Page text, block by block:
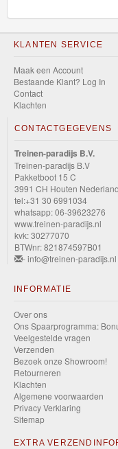
KLANTEN SERVICE
Maak een Account
Bestaande Klant? Log In
Contact
Klachten
CONTACTGEGEVENS
Treinen-paradijs B.V.
Treinen-paradijs B.V
Pakketboot 15 C
3991 CH Houten Nederland
tel:+31 30 6991034
whatsapp: 06-39623276
www.treinen-paradijs.nl
kvk: 30277070
BTWnr: 821874597B01
- info@treinen-paradijs.nl
INFORMATIE
Over ons
Ons Spaarprogramma:
Veelgestelde vragen
Verzenden
Bezoek onze Showroom!
Retourneren
Klachten
Algemene voorwaarden
Privacy Verklaring
Sitemap
EXTRA